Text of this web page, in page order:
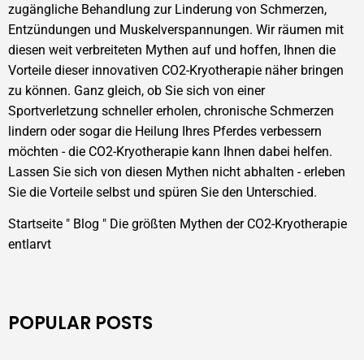
zugängliche Behandlung zur Linderung von Schmerzen,
Entzündungen und Muskelverspannungen. Wir räumen mit
diesen weit verbreiteten Mythen auf und hoffen, Ihnen die
Vorteile dieser innovativen CO2-Kryotherapie näher bringen
zu können. Ganz gleich, ob Sie sich von einer
Sportverletzung schneller erholen, chronische Schmerzen
lindern oder sogar die Heilung Ihres Pferdes verbessern
möchten - die CO2-Kryotherapie kann Ihnen dabei helfen.
Lassen Sie sich von diesen Mythen nicht abhalten - erleben
Sie die Vorteile selbst und spüren Sie den Unterschied.
Startseite " Blog " Die größten Mythen der CO2-Kryotherapie
entlarvt
POPULAR POSTS